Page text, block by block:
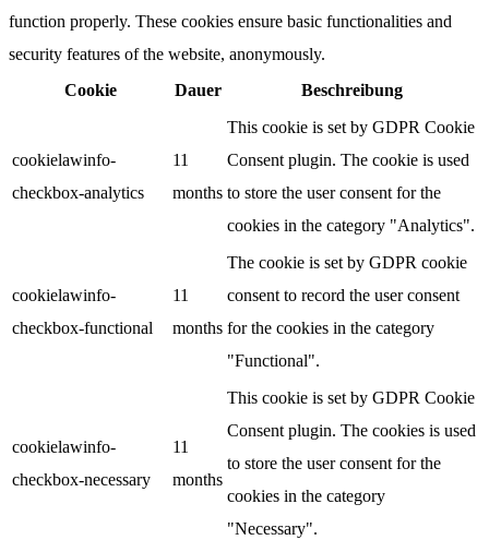
function properly. These cookies ensure basic functionalities and
security features of the website, anonymously.
Cookie
Dauer Beschreibung
cookielawinfo-
checkbox-analytics
11
months
This cookie is set by GDPR Cookie
Consent plugin. The cookie is used
to store the user consent for the
cookies in the category "Analytics".
cookielawinfo-
checkbox-functional
11
months
The cookie is set by GDPR cookie
consent to record the user consent
for the cookies in the category
"Functional".
cookielawinfo-
checkbox-necessary
11
months
This cookie is set by GDPR Cookie
Consent plugin. The cookies is used
to store the user consent for the
cookies in the category
"Necessary".